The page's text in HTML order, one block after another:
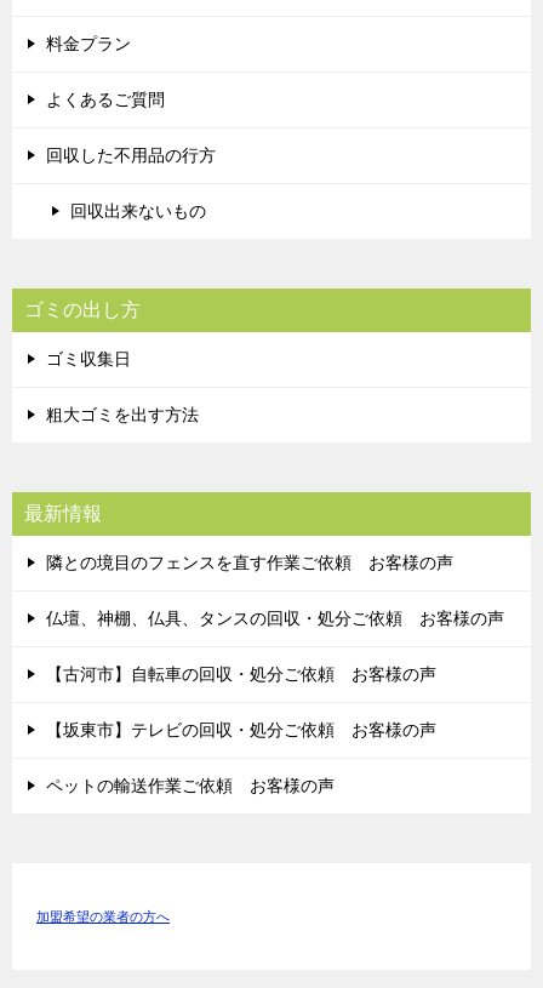
料金プラン
よくあるご質問
回収した不用品の行方
回収出来ないもの
ゴミの出し方
ゴミ収集日
粗大ゴミを出す方法
最新情報
隣との境目のフェンスを直す作業ご依頼 お客様の声
仏壇、神棚、仏具、タンスの回収・処分ご依頼 お客様の声
【古河市】自転車の回収・処分ご依頼 お客様の声
【坂東市】テレビの回収・処分ご依頼 お客様の声
ペットの輸送作業ご依頼 お客様の声
加盟希望の業者の方へ